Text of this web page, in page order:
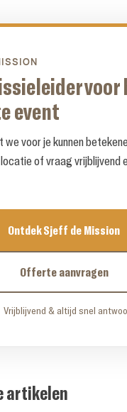
voor
event
we voor je kunnen
of vraag vrijblijvend
Ontdek Sjeff de Mission
Offerte aanvragen
& altijd snel
artikelen